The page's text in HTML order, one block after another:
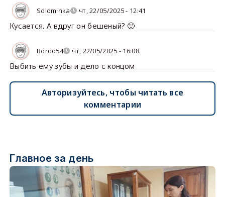
Solominka чт, 22/05/2025 - 12:41
Кусается. А вдруг он бешеный? 🙂
Bordo54 чт, 22/05/2025 - 16:08
Выбить ему зубы и дело с концом
Авторизуйтесь, чтобы читать все
комментарии
Главное за день